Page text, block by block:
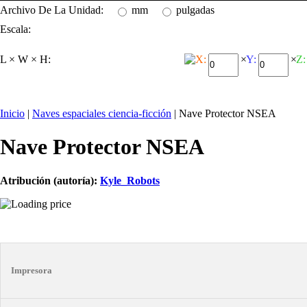
Archivo De La Unidad: mm
pulgadas
Escala:
L × W × H: X: ×Y: ×Z:
Inicio | Naves espaciales ciencia-ficción | Nave Protector NSEA
Nave Protector NSEA
Atribución (autoría): Kyle_Robots
Impresora